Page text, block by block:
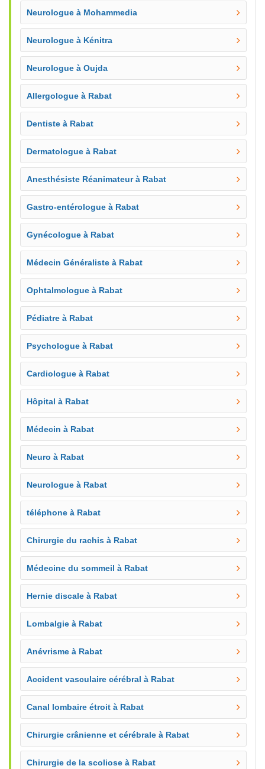
Neurologue à Mohammedia
Neurologue à Kénitra
Neurologue à Oujda
Allergologue à Rabat
Dentiste à Rabat
Dermatologue à Rabat
Anesthésiste Réanimateur à Rabat
Gastro-entérologue à Rabat
Gynécologue à Rabat
Médecin Généraliste à Rabat
Ophtalmologue à Rabat
Pédiatre à Rabat
Psychologue à Rabat
Cardiologue à Rabat
Hôpital à Rabat
Médecin à Rabat
Neuro à Rabat
Neurologue à Rabat
téléphone à Rabat
Chirurgie du rachis à Rabat
Médecine du sommeil à Rabat
Hernie discale à Rabat
Lombalgie à Rabat
Anévrisme à Rabat
Accident vasculaire cérébral à Rabat
Canal lombaire étroit à Rabat
Chirurgie crânienne et cérébrale à Rabat
Chirurgie de la scoliose à Rabat